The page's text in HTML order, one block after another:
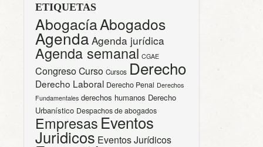
ETIQUETAS
AbogacíaAbogados
Agenda Agenda jurídica
Agenda semanal CGAE
CongresoCurso Cursos Derecho
Derecho Laboral Derecho Penal Derechos
Fundamentales derechos humanos Derecho
Urbanístico Despachos de abogados
Empresas Eventos
Juridicos Eventos Jurídicos